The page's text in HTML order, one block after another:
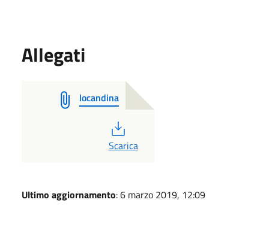
Allegati
locandina
PDF
Scarica
Ultimo aggiornamento: 6 marzo 2019, 12:09